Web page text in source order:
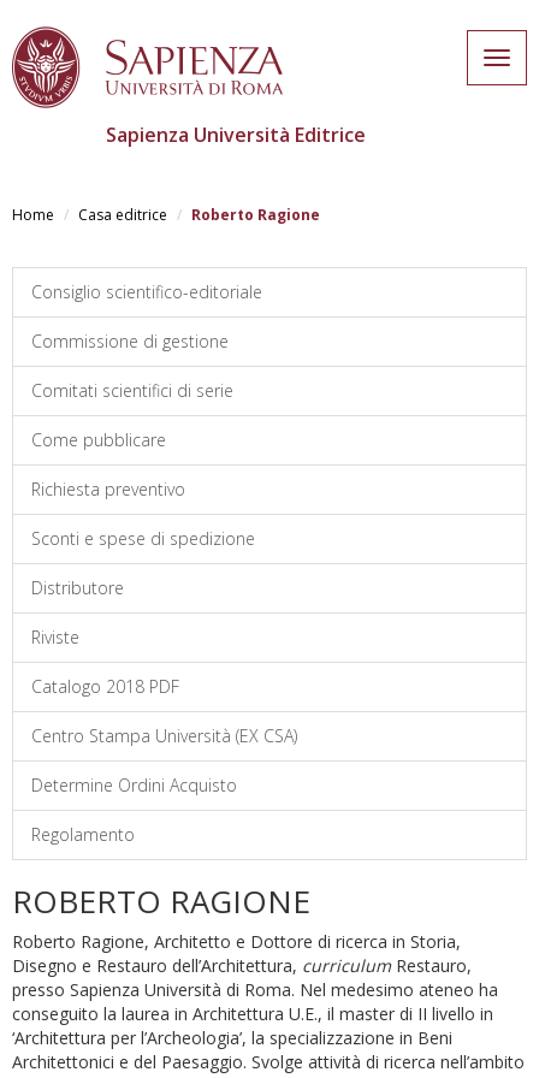
main
Sapienza Università Editrice
Home Casa editrice Roberto Ragione
Consiglio scientifico-editoriale
Commissione di gestione
Comitati scientifici di serie
Come pubblicare
Richiesta preventivo
Sconti e spese di spedizione
Distributore
Riviste
Catalogo 2018 PDF
Centro Stampa Università (EX CSA)
Determine Ordini Acquisto
Regolamento
ROBERTO RAGIONE
Roberto Ragione, Architetto e Dottore di ricerca in Storia,
Disegno e Restauro dell’Architettura, curriculum Restauro,
presso Sapienza Università di Roma. Nel medesimo ateneo ha
conseguito la laurea in Architettura U.E., il master di II livello in
‘Architettura per l’Archeologia’, la specializzazione in Beni
Architettonici e del Paesaggio. Svolge attività di ricerca nell’ambito